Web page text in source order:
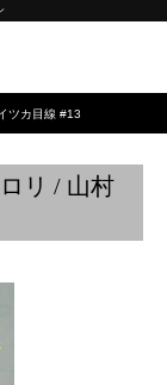
ツカ目線 #13
リ / 山村